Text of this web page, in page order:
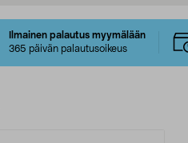
Ilmainen palautus myymälään
365 päivän palautusoikeus